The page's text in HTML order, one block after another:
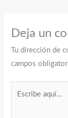
Deja un
Tu dirección de
campos